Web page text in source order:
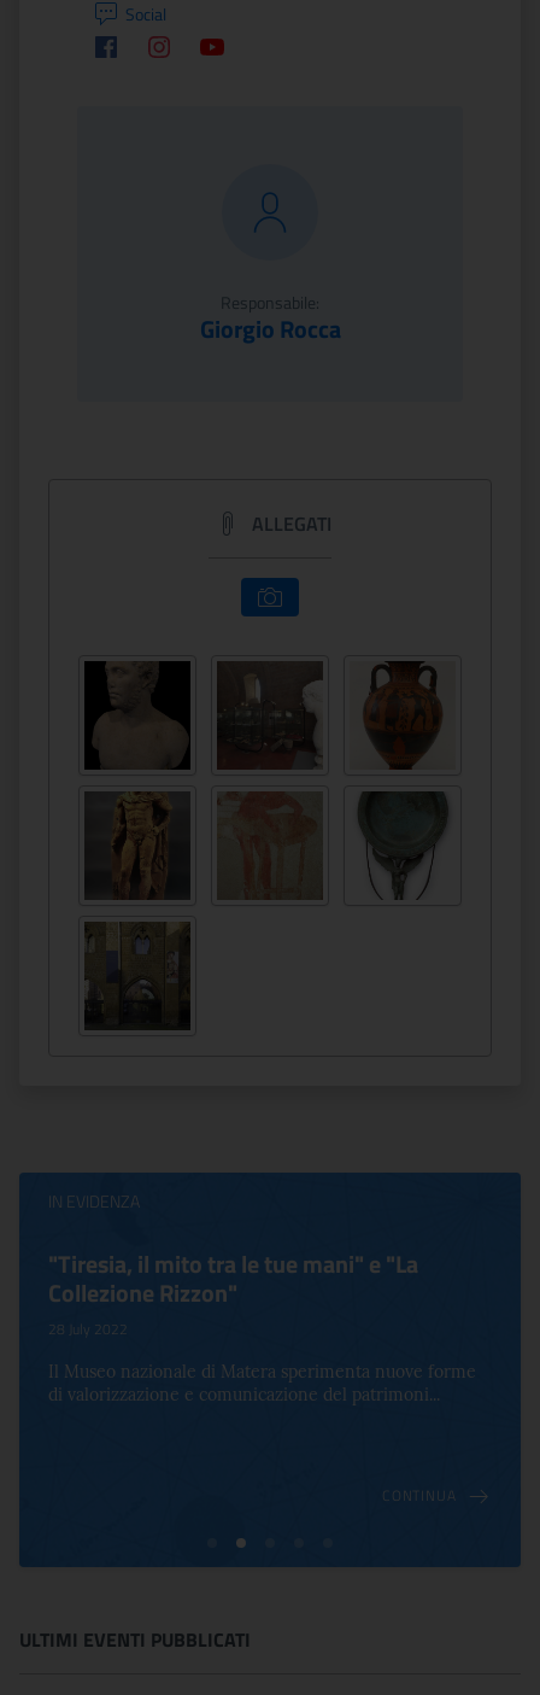
Social
FacebookInstagramYoutube
Responsabile:
Giorgio Rocca
ALLEGATI
IN EVIDENZA
"Tiresia, il mito tra le tue mani" e "La
Collezione Rizzon"
28 July 2022
Il Museo nazionale di Matera sperimenta nuove forme
di valorizzazione e comunicazione del patrimoni...
CONTINUA
ULTIMI EVENTI PUBBLICATI